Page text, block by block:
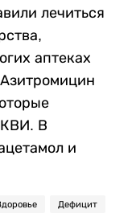
лечиться
аптеках
КВИ. В
и
Дефицит